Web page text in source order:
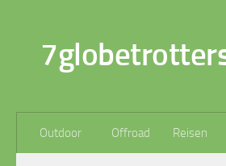
Outdoor Offroad Reisen